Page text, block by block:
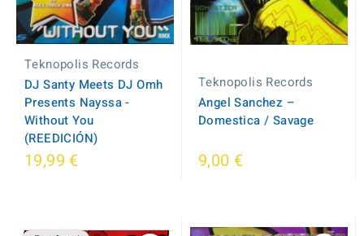
Teknopolis Records
DJ Santy Meets DJ Omh
Presents Nayssa -
Without You
(REEDICIÓN)
19,99 €
Teknopolis Records
Angel Sanchez ‎–
Domestica / Savage
9,00 €